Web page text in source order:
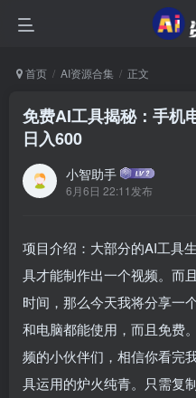
首页 AI资源合集 正文
免费AI工具揭秘：手机
日入600
小智助手
6月6日 22:11发布
项目介绍：大部分的AI工具
具才能制作出一个视频。而
时间，那么今天我将分享一
和电脑都能使用，而且免费
频的小伙伴们，相信你看完
具运用的炉火纯青。只需复